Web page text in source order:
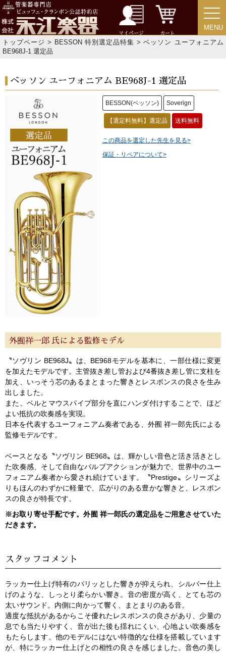
マイページ カート
MENU
MENU
トップページ > BESSON 特別選定品特集 > ベッソン ユーフォニアム
BE968J-1 選定品
ベッソン ユーフォニアム BE968J-1 選定品
BESSON(ベッソン) Soverign
【選定料無料】選定品 送料無料
この商品を選定した先生を見る>
保証・リペアについて>
外囿祥一郎 氏による監修モデル
〝ソヴリン BE968J〟は、BE968モデルを基本に、一部仕様に変更
を加えたモデルです。主管抜き差し管および4番抜き差し管に支柱を
加え、いっそう芯のあるまとまった響きとレスポンスの良さを生み
出しました。
また、ベルとマウスパイプ部分を直にハンダ付けすることで、ほど
よい抵抗の吹奏感を実現。
日本を代表するユーフォニアム奏者である、外囿 祥一郎先氏による
監修モデルです。
ベースとなる〝ソヴリン BE968〟は、輝かしい音色と活き活きとし
た吹奏感、そして自由なバルブアクションが魅力で、世界中のユー
フォニアム奏者から愛され続けています。〝Prestige〟シリーズよ
りもほんのわずかに軽量で、広がりのある豊かな響きと、レスポン
スの良さが特長です。
※お取り寄せ手配です。外囿 祥一郎氏の選定品をご用意させていた
だきます。
スタッフコメント
ラッカー仕上げ特有のパリッとした響きが抑えられ、シルバー仕上
げのような、しっとり柔らかい響き。音の密度が高く、とても芯の
太いサウンド。内側に向かって響く、まとまりのある音。
適度な抵抗があるからこそ優れたレスポンスの良さがあり、少量の
息でも当たりやすく、音が出た後も揺れにくい、心地よい吹奏感を
もたらします。他のモデルにはない特徴的な仕様を搭載しています
が、特にラッカー仕上げとの相性の良さを感じました。音色の美し